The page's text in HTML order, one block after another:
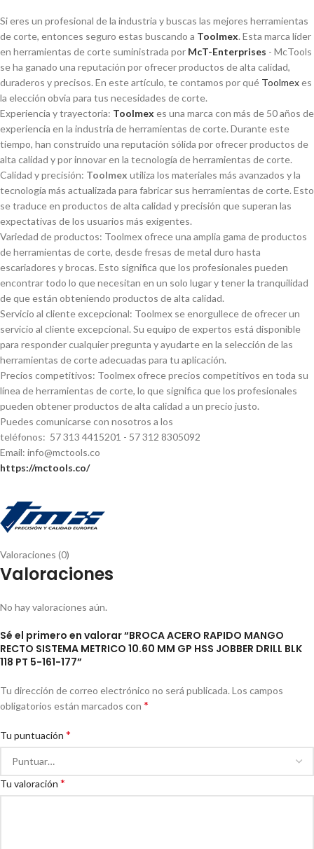
Si eres un profesional de la industria y buscas las mejores herramientas
de corte, entonces seguro estas buscando a Toolmex. Esta marca lí­der
en herramientas de corte suministrada por McT-Enterprises - McTools
se ha ganado una reputación por ofrecer productos de alta calidad,
duraderos y precisos. En este artí­culo, te contamos por qué Toolmexes
la elección obvia para tus necesidades de corte.
Experiencia y trayectoria: Toolmex es una marca con más de 50 años de
experiencia en la industria de herramientas de corte. Durante este
tiempo, han construido una reputación sólida por ofrecer productos de
alta calidad y por innovar en la tecnologí­a de herramientas de corte.
Calidad y precisión: Toolmex utiliza los materiales más avanzados y la
tecnologí­a más actualizada para fabricar sus herramientas de corte. Esto
se traduce en productos de alta calidad y precisión que superan las
expectativas de los usuarios más exigentes.
Variedad de productos: Toolmex ofrece una amplia gama de productos
de herramientas de corte, desde fresas de metal duro hasta
escariadores y brocas. Esto significa que los profesionales pueden
encontrar todo lo que necesitan en un solo lugar y tener la tranquilidad
de que están obteniendo productos de alta calidad.
Servicio al cliente excepcional: Toolmex se enorgullece de ofrecer un
servicio al cliente excepcional. Su equipo de expertos está disponible
para responder cualquier pregunta y ayudarte en la selección de las
herramientas de corte adecuadas para tu aplicación.
Precios competitivos: Toolmex ofrece precios competitivos en toda su
lí­nea de herramientas de corte, lo que significa que los profesionales
pueden obtener productos de alta calidad a un precio justo.
Puedes comunicarse con nosotros a los
teléfonos: 57 313 4415201 - 57 312 8305092
Email: info@mctools.co
https://mctools.co/
Valoraciones (0)
Valoraciones
No hay valoraciones aún.
Sé el primero en valorar “BROCA ACERO RAPIDO MANGO
RECTO SISTEMA METRICO 10.60 MM GP HSS JOBBER DRILL BLK
118 PT 5-161-177”
Tu dirección de correo electrónico no será publicada. Los campos
obligatorios están marcados con *
Tu puntuación *
Tu valoración *